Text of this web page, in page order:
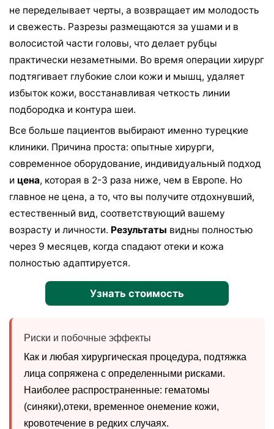
не переделывает черты, а возвращает им молодость
и свежесть. Разрезы размещаются за ушами и в
волосистой части головы, что делает рубцы
практически незаметными. Во время операции хирург
подтягивает глубокие слои кожи и мышц, удаляет
избыток кожи, восстанавливая четкость линии
подбородка и контура шеи.
Все больше пациентов выбирают именно турецкие
клиники. Причина проста: опытные хирурги,
современное оборудование, индивидуальный подход
и цена, которая в 2-3 раза ниже, чем в Европе. Но
главное не цена, а то, что вы получите отдохнувший,
естественный вид, соответствующий вашему
возрасту и личности. Результаты видны полностью
через 9 месяцев, когда спадают отеки и кожа
полностью адаптируется.
Узнать стоимость
Риски и побочные эффекты
Как и любая хирургическая процедура, подтяжка
лица сопряжена с определенными рисками.
Наиболее распространенные: гематомы
(синяки),отеки, временное онемение кожи,
кровотечение в редких случаях.